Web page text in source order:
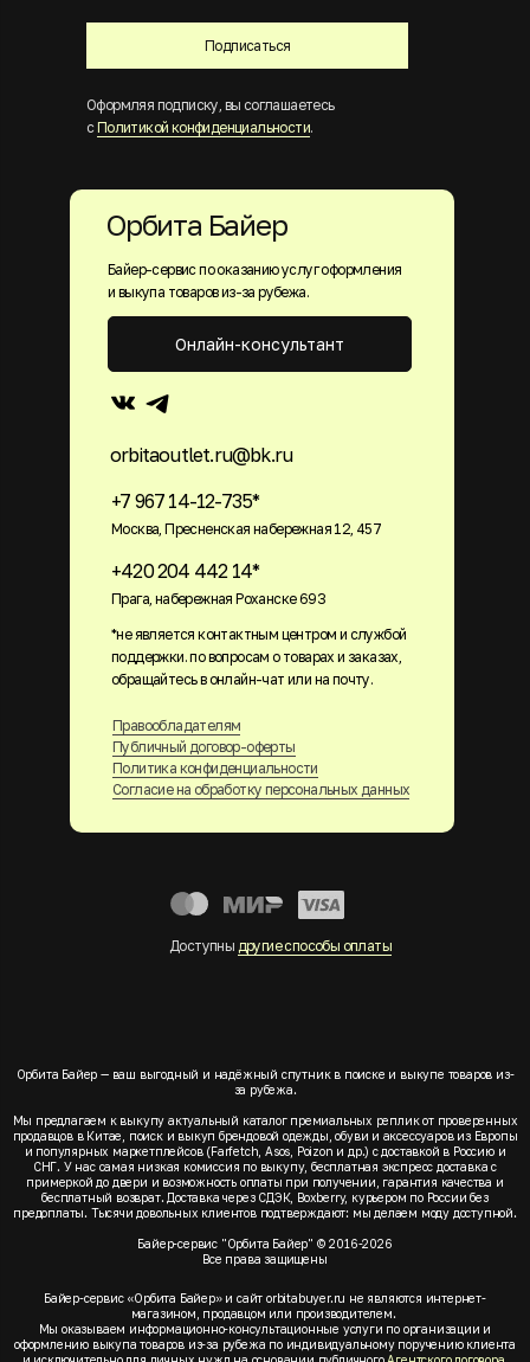
Подписаться
Оформляя подписку, вы соглашаетесь
с Политикой конфиденциальности.
Байер-сервис по оказанию услуг оформления
и выкупа товаров из-за рубежа.
+7 967 14-12-735*
Москва, Пресненская набережная 12, 457
+420 204 442 14*
Прага, набережная Роханске 693
orbitaoutlet.ru@bk.ru
Правообладателям
Публичный договор-оферты
Политика конфиденциальности
Согласие на обработку персональных данных
Онлайн-консультант
Орбита Байер
Доступны другие способы оплаты
*не является контактным центром и службой
поддержки. по вопросам о товарах и заказах,
обращайтесь в онлайн-чат или на почту.
Орбита Байер — ваш выгодный и надёжный спутник в поиске и выкупе товаров из-
за рубежа.
Мы предлагаем к выкупу актуальный каталог премиальных реплик от проверенных
продавцов в Китае, поиск и выкуп брендовой одежды, обуви и аксессуаров из Европы
и популярных маркетплейсов (Farfetch, Asos, Poizon и др.) с доставкой в Россию и
СНГ. У нас самая низкая комиссия по выкупу, бесплатная экспресс доставка с
примеркой до двери и возможность оплаты при получении, гарантия качества и
бесплатный возврат. Доставка через СДЭК, Boxberry, курьером по России без
предоплаты. Тысячи довольных клиентов подтверждают: мы делаем моду доступной.
Байер-сервис "Орбита Байер" © 2016-2026
Все права защищены
Байер-сервис «Орбита Байер» и сайт orbitabuyer.ru не являются интернет-
магазином, продавцом или производителем.
Мы оказываем информационно-консультационные услуги по организации и
оформлению выкупа товаров из-за рубежа по индивидуальному поручению клиента